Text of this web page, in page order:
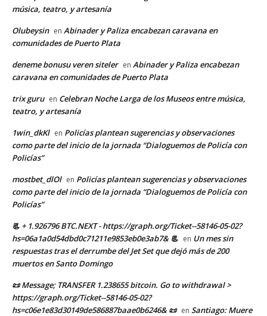
música, teatro, y artesanía
Olubeysin en Abinader y Paliza encabezan caravana en
comunidades de Puerto Plata
deneme bonusu veren siteler en Abinader y Paliza encabezan
caravana en comunidades de Puerto Plata
trix guru en Celebran Noche Larga de los Museos entre música,
teatro, y artesanía
1win_dkKl en Policías plantean sugerencias y observaciones
como parte del inicio de la jornada “Dialoguemos de Policía con
Policías”
mostbet_dlOl en Policías plantean sugerencias y observaciones
como parte del inicio de la jornada “Dialoguemos de Policía con
Policías”
📃 + 1.926796 BTC.NEXT - https://graph.org/Ticket--58146-05-02?
hs=06a1a0d54dbd0c71211e9853eb0e3ab7& 📃 en Un mes sin
respuestas tras el derrumbe del Jet Set que dejó más de 200
muertos en Santo Domingo
📜 Message; TRANSFER 1.238655 bitcoin. Go to withdrawal >
https://graph.org/Ticket--58146-05-02?
hs=c06e1e83d30149de586887baae0b6246& 📜 en Santiago: Muere